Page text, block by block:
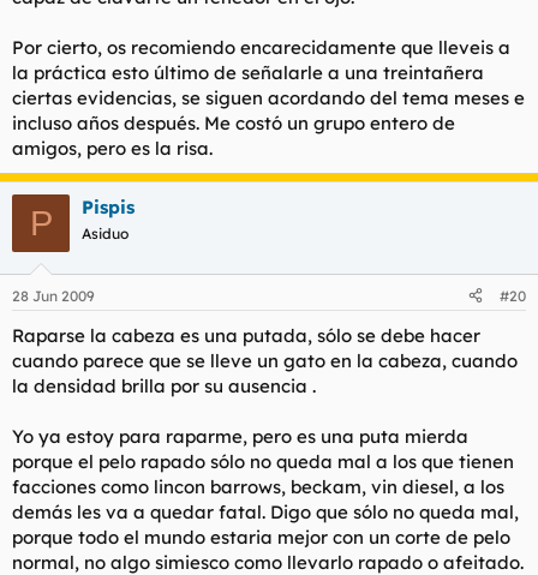
Por cierto, os recomiendo encarecidamente que lleveis a
la práctica esto último de señalarle a una treintañera
ciertas evidencias, se siguen acordando del tema meses e
incluso años después. Me costó un grupo entero de
amigos, pero es la risa.
P Pispis
Asiduo
28 Jun 2009 #20
Raparse la cabeza es una putada, sólo se debe hacer
cuando parece que se lleve un gato en la cabeza, cuando
la densidad brilla por su ausencia .
Yo ya estoy para raparme, pero es una puta mierda
porque el pelo rapado sólo no queda mal a los que tienen
facciones como lincon barrows, beckam, vin diesel, a los
demás les va a quedar fatal. Digo que sólo no queda mal,
porque todo el mundo estaria mejor con un corte de pelo
normal, no algo simiesco como llevarlo rapado o afeitado.